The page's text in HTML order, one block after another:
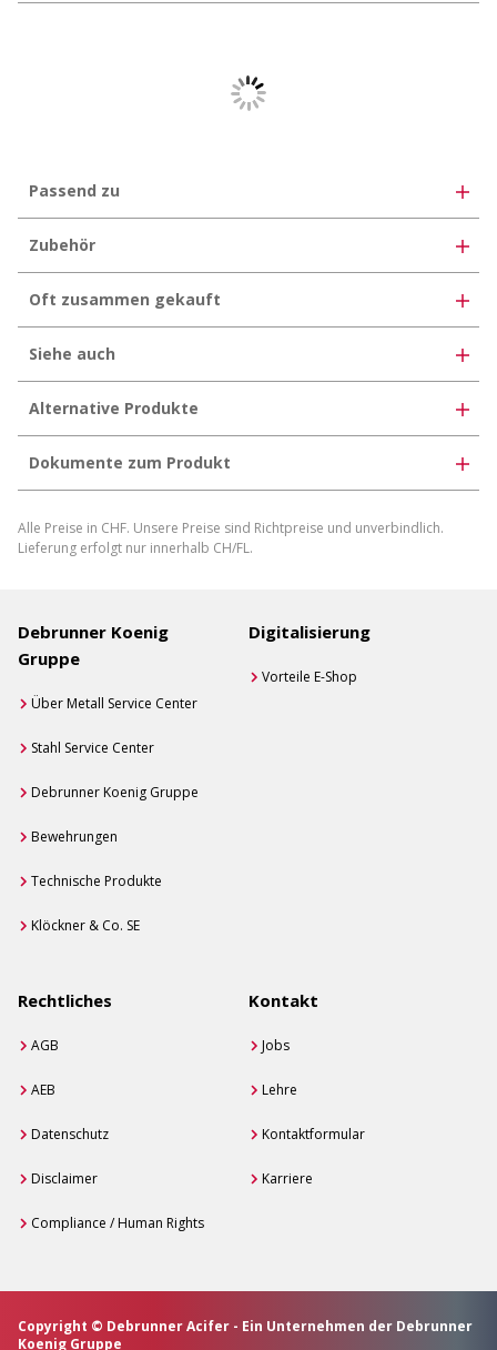
35-02-03-02
Passend zu
Zubehör
Oft zusammen gekauft
Siehe auch
Alternative Produkte
Dokumente zum Produkt
Produktdatenblatt herunterladen
Alle Preise in CHF. Unsere Preise sind Richtpreise und unverbindlich.
Lieferung erfolgt nur innerhalb CH/FL.
Debrunner Koenig
Gruppe
Über Metall Service Center
Stahl Service Center
Debrunner Koenig Gruppe
Bewehrungen
Technische Produkte
Klöckner & Co. SE
Digitalisierung
Vorteile E-Shop
Rechtliches
AGB
AEB
Datenschutz
Disclaimer
Compliance / Human Rights
Kontakt
Jobs
Lehre
Kontaktformular
Karriere
Copyright © Debrunner Acifer - Ein Unternehmen der Debrunner
Koenig Gruppe